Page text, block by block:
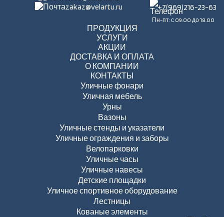
zakaz@velartu.ru
+7(969)216-23-63
Пн-пт: с 09.00 до 18.00
ПРОДУКЦИЯ
УСЛУГИ
АКЦИИ
ДОСТАВКА И ОПЛАТА
О КОМПАНИИ
КОНТАКТЫ
Уличные фонари
Уличная мебель
Урны
Вазоны
Уличные стенды и указатели
Уличные ограждения и заборы
Велопарковки
Уличные часы
Уличные навесы
Детские площадки
Уличное спортивное оборудование
Лестницы
Кованые элементы